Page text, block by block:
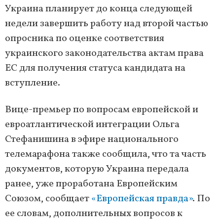
Украина планирует до конца следующей
недели завершить работу над второй частью
опросника по оценке соответствия
украинского законодательства актам права
ЕС для получения статуса кандидата на
вступление.
Вице-премьер по вопросам европейской и
евроатлантической интеграции Ольга
Стефанишина в эфире национального
телемарафона также сообщила, что та часть
документов, которую Украина передала
ранее, уже проработана Европейским
Союзом, сообщает«Европейская правда». По
ее словам, дополнительных вопросов к